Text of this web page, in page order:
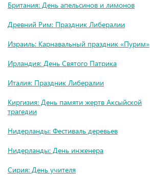
Британия: День апельсинов и лимонов
Древний Рим: Праздник Либералии
Израиль: Карнавальный праздник «Пурим»
Ирландия: День Святого Патрика
Италия: Праздник Либералии
Киргизия: День памяти жертв Аксыйской
трагедии
Нидерланды: Фестиваль деревьев
Нидерланды: День инженера
Сирия: День учителя